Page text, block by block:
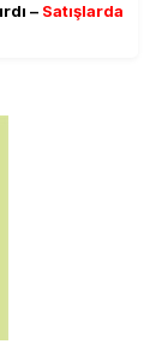
– Satışlarda